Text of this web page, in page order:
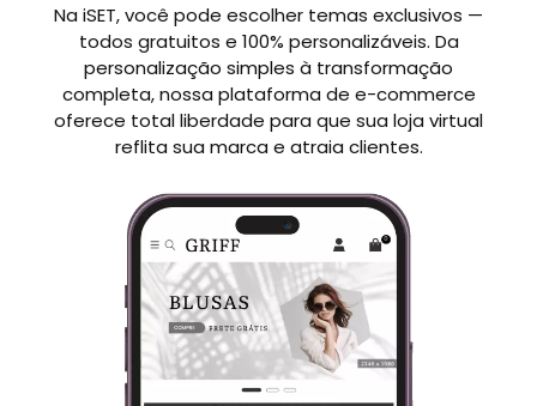
Na iSET, você pode escolher temas exclusivos —
todos gratuitos e 100% personalizáveis. Da
personalização simples à transformação
completa, nossa plataforma de e-commerce
oferece total liberdade para que sua loja virtual
reflita sua marca e atraia clientes.